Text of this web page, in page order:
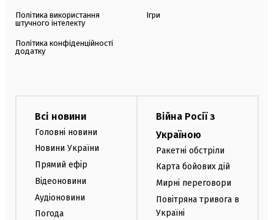
Політика використання
штучного інтелекту
Політика конфіденційності
додатку
Ігри
Всі новини
Головні новини
Новини України
Прямий ефір
Відеоновини
Аудіоновини
Погода
Війна Росії з
Україною
Ракетні обстріли
Карта бойових дій
Мирні переговори
Повітряна тривога в
Україні